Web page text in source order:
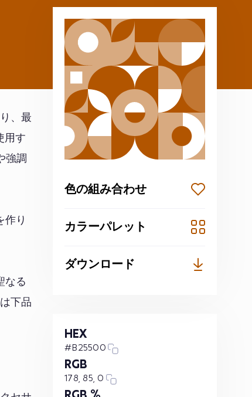
、最
用す
強調
り
なる
下品
色の組み合わせ
カラーパレット
ダウンロード
HEX
#B25500
RGB
178, 85, 0